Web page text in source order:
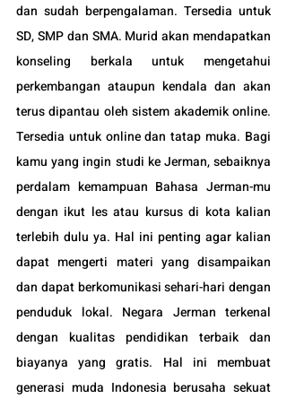
dan sudah berpengalaman. Tersedia untuk
SD, SMP dan SMA. Murid akan mendapatkan
konseling berkala untuk mengetahui
perkembangan ataupun kendala dan akan
terus dipantau oleh sistem akademik online.
Tersedia untuk online dan tatap muka. Bagi
kamu yang ingin studi ke Jerman, sebaiknya
perdalam kemampuan Bahasa Jerman-mu
dengan ikut les atau kursus di kota kalian
terlebih dulu ya. Hal ini penting agar kalian
dapat mengerti materi yang disampaikan
dan dapat berkomunikasi sehari-hari dengan
penduduk lokal. Negara Jerman terkenal
dengan kualitas pendidikan terbaik dan
biayanya yang gratis. Hal ini membuat
generasi muda Indonesia berusaha sekuat